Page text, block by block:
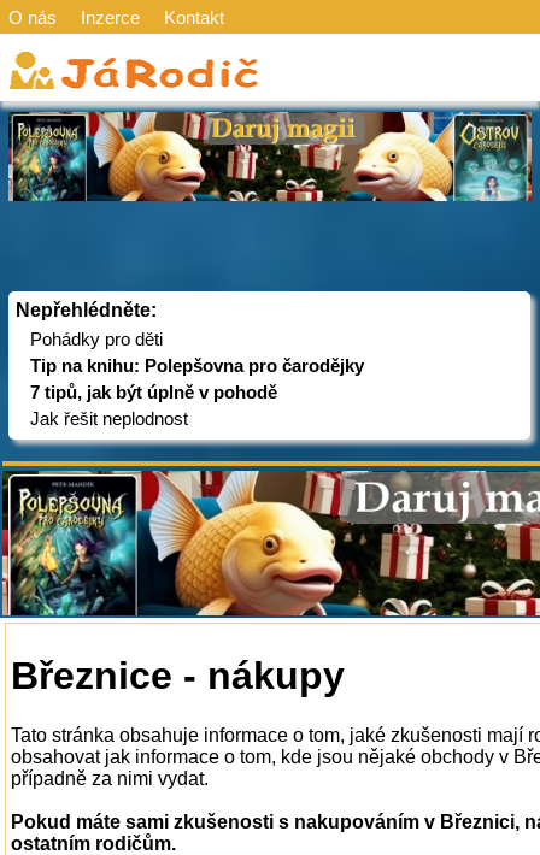
O nás Inzerce Kontakt
Nepřehlédněte:
Pohádky pro děti
Tip na knihu: Polepšovna pro čarodějky
7 tipů, jak být úplně v pohodě
Jak řešit neplodnost
Březnice - nákupy
Tato stránka obsahuje informace o tom, jaké zkušenosti mají
obsahovat jak informace o tom, kde jsou nějaké obchody v
případně za nimi vydat.
Pokud máte sami zkušenosti s nakupováním v Březnici,
ostatním rodičům.